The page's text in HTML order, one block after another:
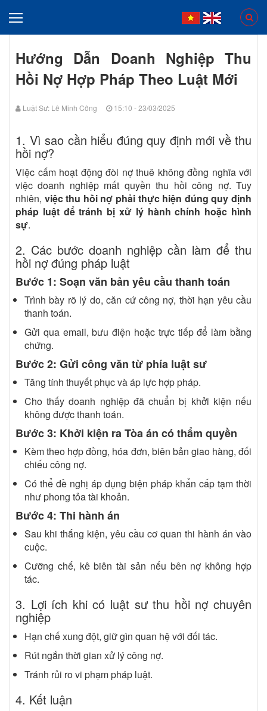
Hướng Dẫn Doanh Nghiệp Thu
Hồi Nợ Hợp Pháp Theo Luật Mới
Luật Sư: Lê Minh Công 15:10 - 23/03/2025
1. Vì sao cần hiểu đúng quy định mới về thu
hồi nợ?
Việc cấm hoạt động đòi nợ thuê không đồng nghĩa với
việc doanh nghiệp mất quyền thu hồi công nợ. Tuy
nhiên, việc thu hồi nợ phải thực hiện đúng quy định
pháp luật để tránh bị xử lý hành chính hoặc hình
sự.
2. Các bước doanh nghiệp cần làm để thu
hồi nợ đúng pháp luật
Bước 1: Soạn văn bản yêu cầu thanh toán
Trình bày rõ lý do, căn cứ công nợ, thời hạn yêu cầu
thanh toán.
Gửi qua email, bưu điện hoặc trực tiếp để làm bằng
chứng.
Bước 2: Gửi công văn từ phía luật sư
Tăng tính thuyết phục và áp lực hợp pháp.
Cho thấy doanh nghiệp đã chuẩn bị khởi kiện nếu
không được thanh toán.
Bước 3: Khởi kiện ra Tòa án có thẩm quyền
Kèm theo hợp đồng, hóa đơn, biên bản giao hàng, đối
chiếu công nợ.
Có thể đề nghị áp dụng biện pháp khẩn cấp tạm thời
như phong tỏa tài khoản.
Bước 4: Thi hành án
Sau khi thắng kiện, yêu cầu cơ quan thi hành án vào
cuộc.
Cưỡng chế, kê biên tài sản nếu bên nợ không hợp
tác.
3. Lợi ích khi có luật sư thu hồi nợ chuyên
nghiệp
Hạn chế xung đột, giữ gìn quan hệ với đối tác.
Rút ngắn thời gian xử lý công nợ.
Tránh rủi ro vi phạm pháp luật.
4. Kết luận